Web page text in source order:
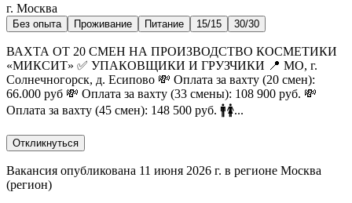
г. Москва
Без опыта Проживание Питание 15/15 30/30
ВАХТА ОТ 20 СМЕН НА ПРОИЗВОДСТВО КОСМЕТИКИ
«МИКСИТ» ✅ УПАКОВЩИКИ И ГРУЗЧИКИ 📍 МО, г.
Солнечногорск, д. Есипово 💸 Оплата за вахту (20 смен):
66.000 руб 💸 Оплата за вахту (33 смены): 108 900 руб. 💸
Оплата за вахту (45 смен): 148 500 руб. 🚹🚺...
Откликнуться
Вакансия опубликована 11 июня 2026 г. в регионе Москва
(регион)